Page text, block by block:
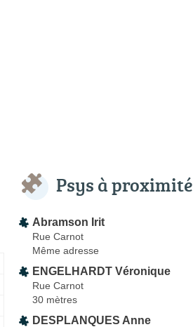
Psys à proximité
Abramson Irit
Rue Carnot
Même adresse
ENGELHARDT Véronique
Rue Carnot
30 mètres
DESPLANQUES Anne